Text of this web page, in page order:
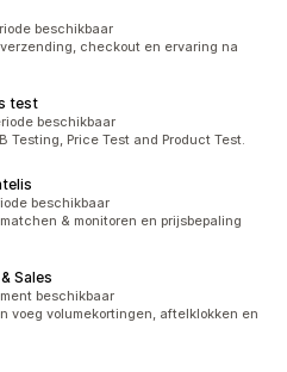
beschikbaar
checkout en ervaring na
test
beschikbaar
Testing, Price Test and Product Test.
beschikbaar
& monitoren en prijsbepaling
Sales
beschikbaar
voeg volumekortingen, aftelklokken en